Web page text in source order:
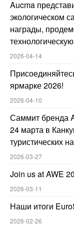
Aucma
экологическом
награды,
2026-04-14
ярмарке 2026!
2026-04-10
Саммит бренда
24 марта в
туристических
2026-03-27
Join us at AWE
2026-03-11
Наши итоги
2026-02-26